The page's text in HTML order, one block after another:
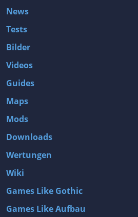
News
Tests
Bilder
Videos
Guides
Maps
Mods
Downloads
Wertungen
Wiki
Games Like Gothic
Games Like Aufbau